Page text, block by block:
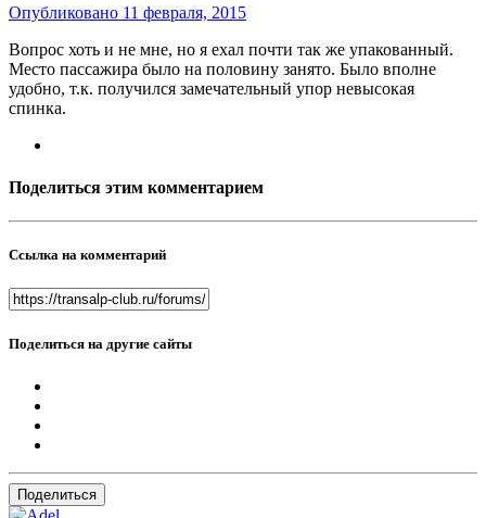
Опубликовано 11 февраля, 2015
Вопрос хоть и не мне, но я ехал почти так же упакованный.
Место пассажира было на половину занято. Было вполне
удобно, т.к. получился замечательный упор невысокая
спинка.
Поделиться этим комментарием
Ссылка на комментарий
Поделиться на другие сайты
Поделиться